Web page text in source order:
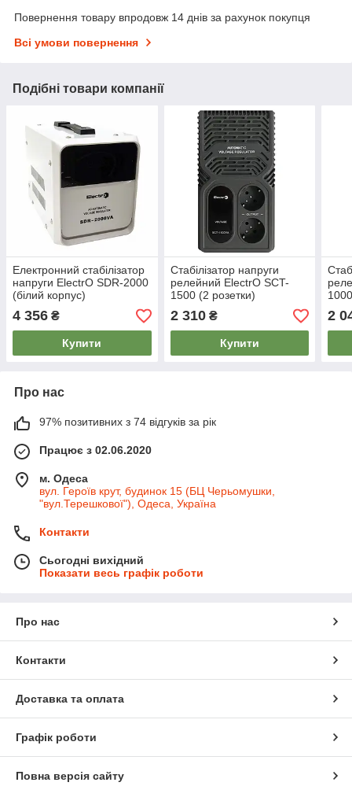
Повернення товару впродовж 14 днів за рахунок покупця
Всі умови повернення
Подібні товари компанії
Електронний стабілізатор
напруги ElectrO SDR-2000
(білий корпус)
4 356 ₴
Купити
Стабілізатор напруги
релейний ElectrO SCT-
1500 (2 розетки)
2 310₴
Купити
2
Про нас
97% позитивних з 74 відгуків за рік
Працює з 02.06.2020
м. Одеса
вул. Героїв крут, будинок 15 (БЦ Черьомушки,
"вул.Терешкової"), Одеса, Україна
Контакти
Сьогодні вихідний
Показати весь графік роботи
Про нас
Контакти
Доставка та оплата
Графік роботи
Повна версія сайту